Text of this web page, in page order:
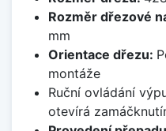
Rozměr dřezové
mm
Orientace dřezu:
montáže
Ruční ovládání
otevírá